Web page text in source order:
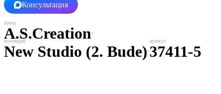
Консультация
A.S.Creation
New Studio (2. Bude)37411-5